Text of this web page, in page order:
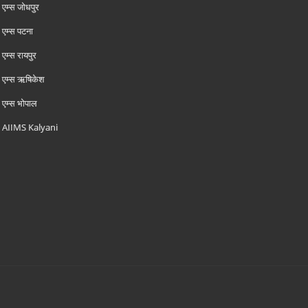
एम्‍स जोधपुर
एम्‍स पटना
एम्‍स रायपुर
एम्‍स ऋषिकेश
एम्‍स भोपाल
AIIMS Kalyani